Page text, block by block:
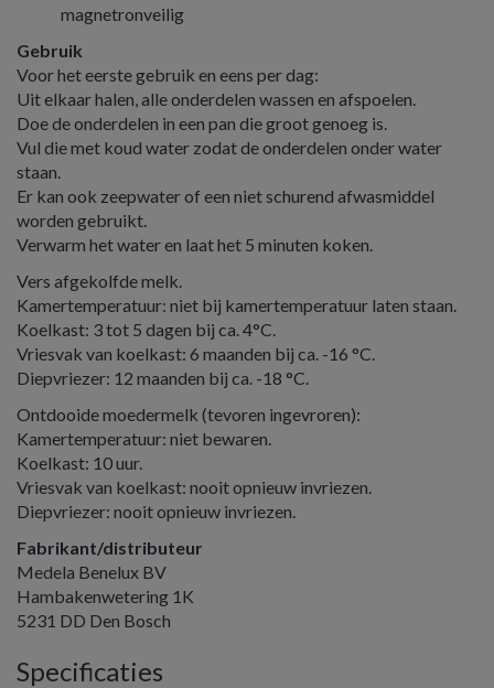
magnetronveilig
Gebruik
Voor het eerste gebruik en eens per dag:
Uit elkaar halen, alle onderdelen wassen en afspoelen.
Doe de onderdelen in een pan die groot genoeg is.
Vul die met koud water zodat de onderdelen onder water
staan.
Er kan ook zeepwater of een niet schurend afwasmiddel
worden gebruikt.
Verwarm het water en laat het 5 minuten koken.
Vers afgekolfde melk.
Kamertemperatuur: niet bij kamertemperatuur laten staan.
Koelkast: 3 tot 5 dagen bij ca. 4°C.
Vriesvak van koelkast: 6 maanden bij ca. -16 °C.
Diepvriezer: 12 maanden bij ca. -18 °C.
Ontdooide moedermelk (tevoren ingevroren):
Kamertemperatuur: niet bewaren.
Koelkast: 10 uur.
Vriesvak van koelkast: nooit opnieuw invriezen.
Diepvriezer: nooit opnieuw invriezen.
Fabrikant/distributeur
Medela Benelux BV
Hambakenwetering 1K
5231 DD Den Bosch
Specificaties